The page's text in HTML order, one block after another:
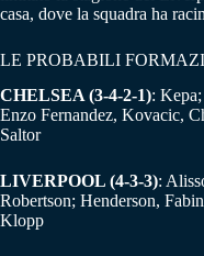
casa, dove la squadra ha
LE PROBABILI
CHELSEA (3-4-2-1):
Enzo Fernandez, Kovacic,
Saltor
LIVERPOOL (4-3-3):
Robertson; Henderson,
Klopp